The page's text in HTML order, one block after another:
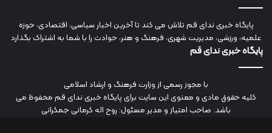
پایگاه خبری ندای قم تلاش می کند تا آخرین اخبار سیاسی، اقتصادی، حوزه
علمیه، ورزشی، مدیریت شهری، فرهنگ و هنر، حوادث را با شما به اشتراک بگذارد
پایگاه خبری ندای قم
با مجوز رسمی از وزارت فرهنگ و ارشاد اسلامی
کلیه حقوق مادی و معنوی این سایت برای پایگاه خبری ندای قم محفوظ می
باشد. صاحب امتیاز و مدیر مسئول: روح اله کرمانی جمکرانی